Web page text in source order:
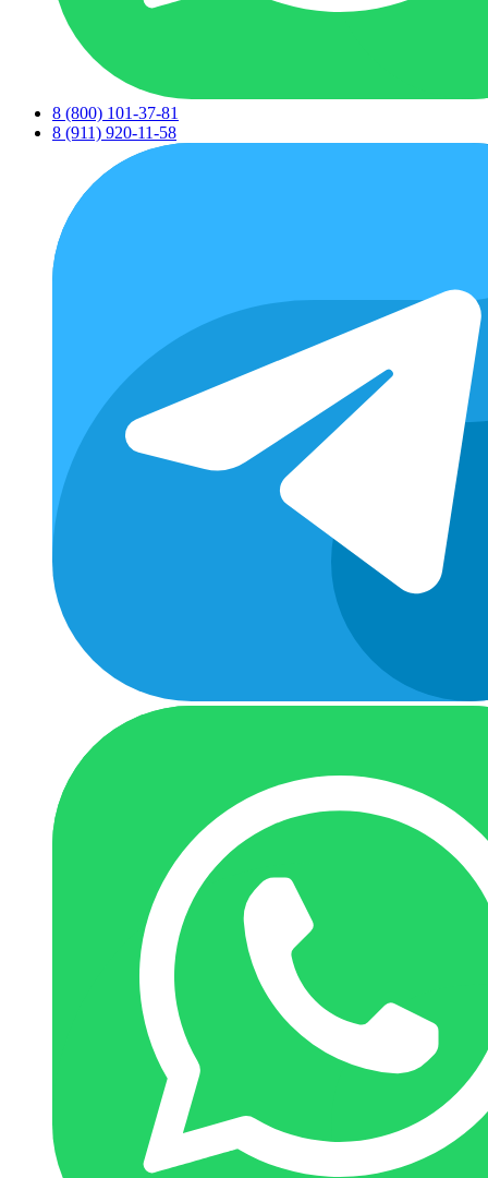
8 (800) 101-37-81
8 (911) 920-11-58